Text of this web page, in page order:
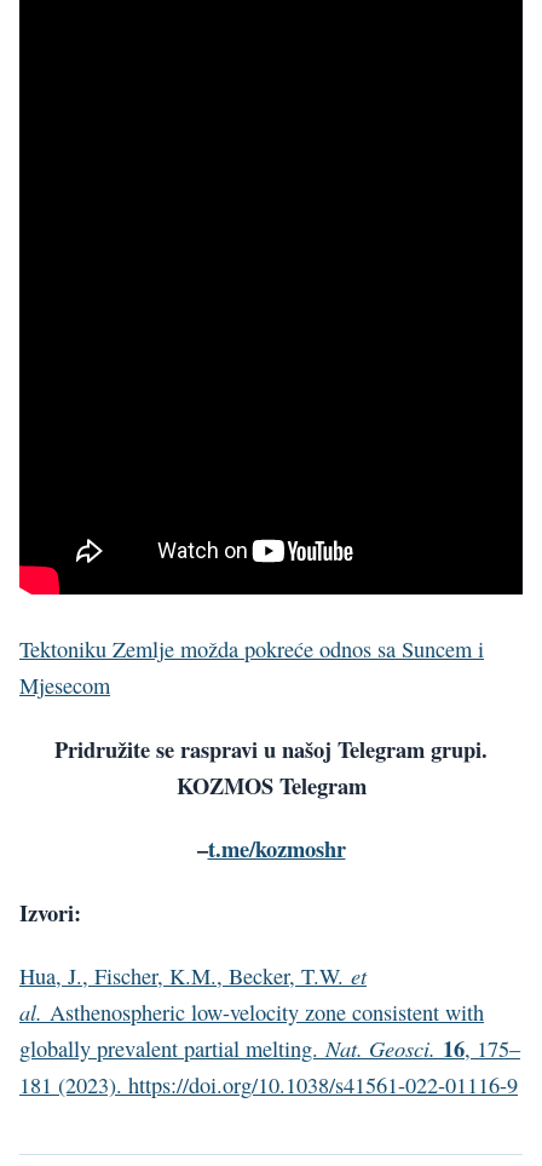
Tektoniku Zemlje možda pokreće odnos sa Suncem i
Mjesecom
Pridružite se raspravi u našoj Telegram grupi.
KOZMOS Telegram
–t.me/kozmoshr
Izvori:
Hua, J., Fischer, K.M., Becker, T.W. et
al. Asthenospheric low-velocity zone consistent with
globally prevalent partial melting.Nat. Geosci. 16, 175–
181 (2023). https://doi.org/10.1038/s41561-022-01116-9